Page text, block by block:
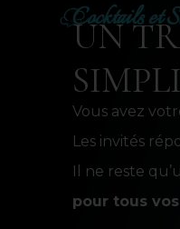
Cocktails et
UN
Vous avez
Les invités
Il ne reste
pour tous